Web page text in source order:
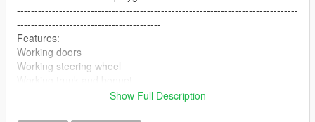
--------------------------------------------------------------------------------
-----------------------------------------
Features:
Working doors
Working steering wheel
Show Full Description